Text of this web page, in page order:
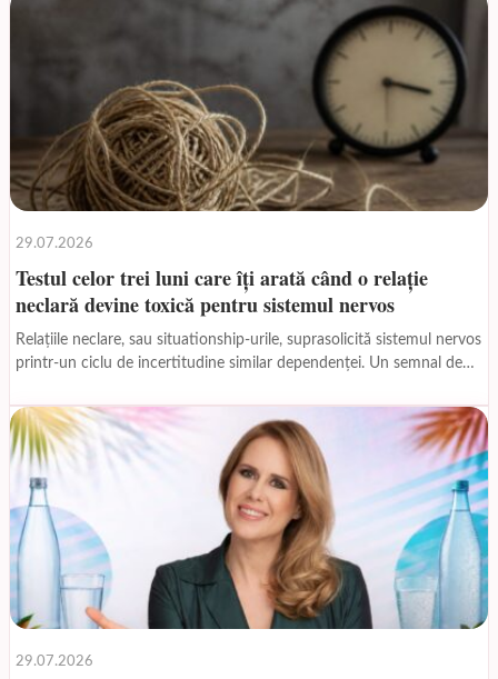
29.07.2026
Testul celor trei luni care îți arată când o relație
neclară devine toxică pentru sistemul nervos
Relațiile neclare, sau situationship-urile, suprasolicită sistemul nervos
printr-un ciclu de incertitudine similar dependenței. Un semnal de
29.07.2026